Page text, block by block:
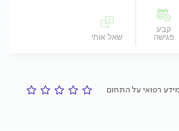
קבע
פגישה
שאל אותי
רפואי על התחום